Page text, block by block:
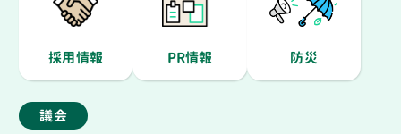
採用情報 PR情報 防災
議会